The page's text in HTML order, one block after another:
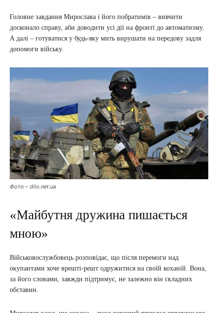
Головне завдання Мирослава і його побратимів – вивчити
досконало справу, аби доводити усі дії на фронті до автоматизму.
А далі – готуватися у будь-яку мить вирушати на передову задля
допомоги війську.
Фото – dilo.net.ua
«Майбутня дружина пишається
мною»
Військовослужбовець розповідає, що після перемоги над
окупантами хоче врешті-решт одружитися на своїй коханій. Вона,
за його словами, завжди підтримує, не залежно він складних
обставин.